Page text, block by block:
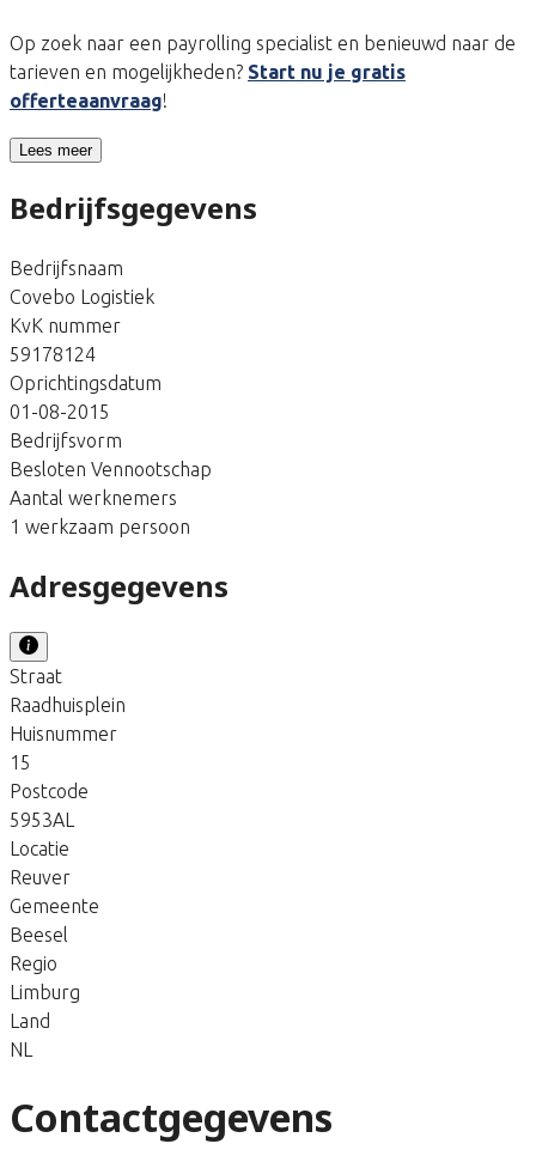
Op zoek naar een payrolling specialist en benieuwd naar de
tarieven en mogelijkheden? Start nu je gratis
offerteaanvraag!
Lees meer
Bedrijfsgegevens
Bedrijfsnaam
Covebo Logistiek
KvK nummer
59178124
Oprichtingsdatum
01-08-2015
Bedrijfsvorm
Besloten Vennootschap
Aantal werknemers
1 werkzaam persoon
Adresgegevens
Straat
Raadhuisplein
Huisnummer
15
Postcode
5953AL
Locatie
Reuver
Gemeente
Beesel
Regio
Limburg
Land
NL
Contactgegevens